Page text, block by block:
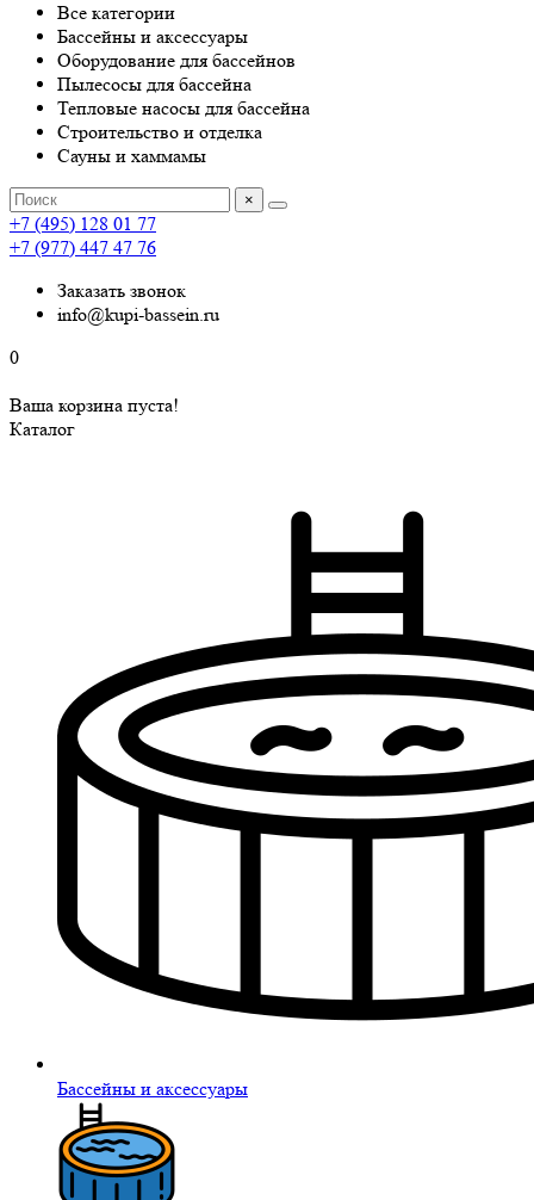
Все категории
Бассейны и аксессуары
Оборудование для бассейнов
Пылесосы для бассейна
Тепловые насосы для бассейна
Строительство и отделка
Сауны и хаммамы
×
+7 (495) 128 01 77
+7 (977) 447 47 76
Заказать звонок
info@kupi-bassein.ru
0
Ваша корзина пуста!
Каталог
Бассейны и аксессуары